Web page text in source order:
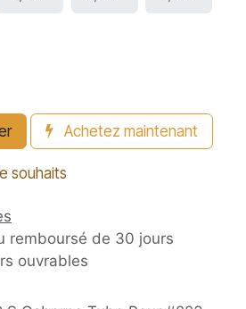
Achetez maintenant
souhaits
remboursé de 30 jours
ouvrables